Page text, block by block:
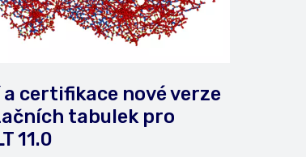
certifikace nové verze
tabulek pro
11.0